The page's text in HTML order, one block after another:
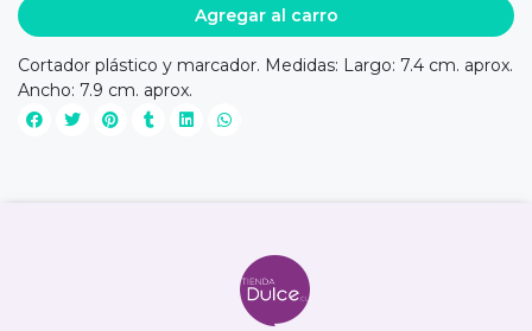
Agregar al carro
Cortador plástico y marcador. Medidas: Largo: 7.4 cm. aprox.
Ancho: 7.9 cm. aprox.